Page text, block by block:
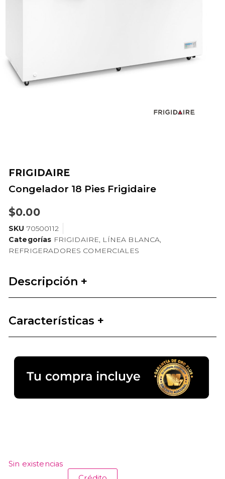
FRIGIDAIRE
Congelador 18 Pies Frigidaire
$0.00
SKU 70500112
Categorías FRIGIDAIRE, LÍNEA BLANCA,
REFRIGERADORES COMERCIALES
Descripción +
Características +
Sin existencias